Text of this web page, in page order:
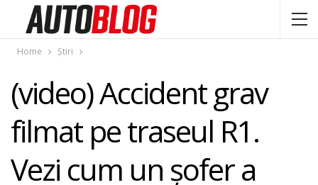
Home Știri
(video) Accident grav
filmat pe traseul R1.
Vezi cum un șofer a